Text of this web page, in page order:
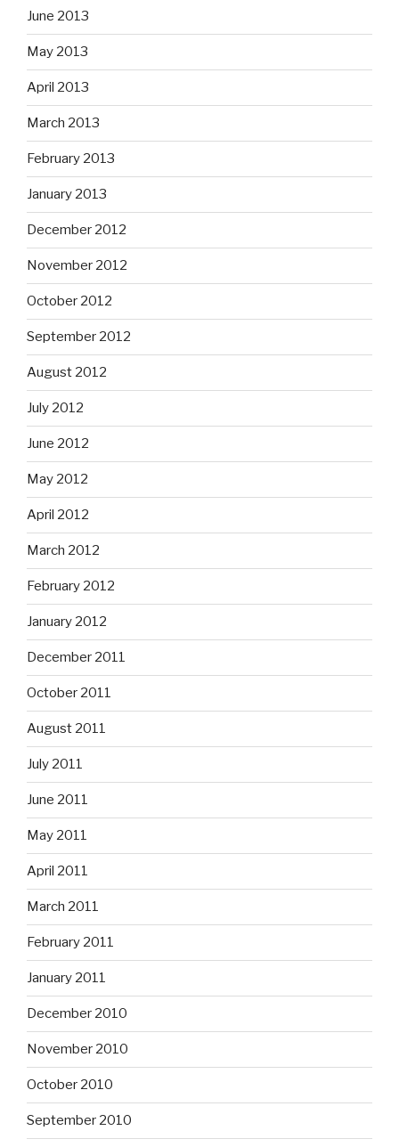
June 2013
May 2013
April 2013
March 2013
February 2013
January 2013
December 2012
November 2012
October 2012
September 2012
August 2012
July 2012
June 2012
May 2012
April 2012
March 2012
February 2012
January 2012
December 2011
October 2011
August 2011
July 2011
June 2011
May 2011
April 2011
March 2011
February 2011
January 2011
December 2010
November 2010
October 2010
September 2010